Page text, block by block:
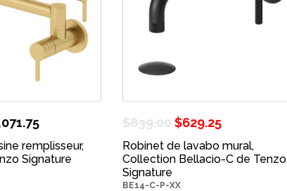
remplisseur,
Signature
$839.00 Le
prix
initial
était :
$629.25
prix
actuel
Robinet de lavabo mural,
Collection Bellacio-C de Tenzo
Signature
BE14-C-P-XX